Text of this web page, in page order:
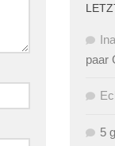
Ina
paar
5